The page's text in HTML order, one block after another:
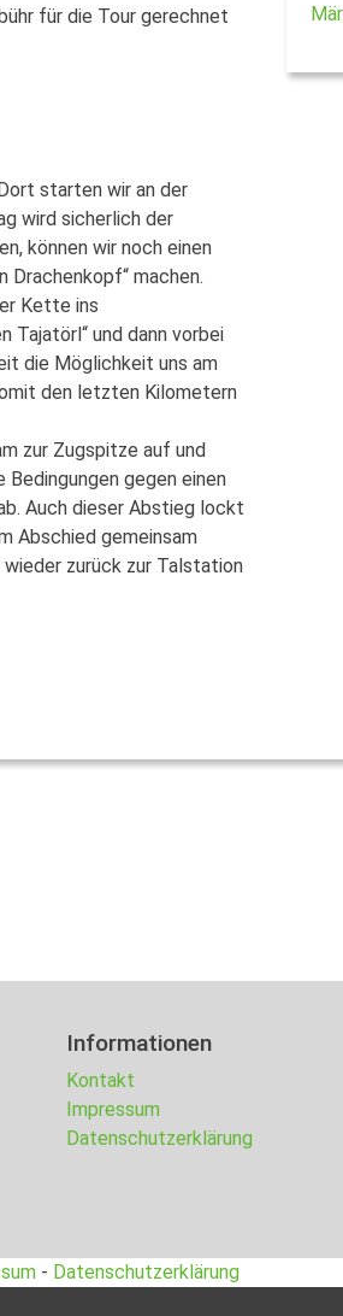
für die Tour gerechnet
starten wir an der
wird sicherlich der
können wir noch einen
Drachenkopf“ machen.
Kette ins
Tajatörl“ und dann vorbei
die Möglichkeit uns am
den letzten Kilometern
zur Zugspitze auf und
Bedingungen gegen einen
Auch dieser Abstieg lockt
Abschied gemeinsam
zurück zur Talstation
Informationen
Kontakt
Impressum
Datenschutzerklärung
- Datenschutzerklärung